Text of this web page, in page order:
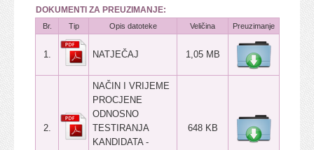
DOKUMENTI ZA PREUZIMANJE:
Br. Tip Opis datoteke Veličina Preuzimanje
1. NATJEČAJ 1,05 MB
2.
NAČIN I VRIJEME
PROCJENE
ODNOSNO
TESTIRANJA
KANDIDATA -
648 KB